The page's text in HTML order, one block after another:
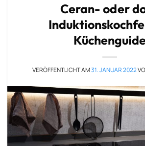
Ceran- oder
VERÖFFENTLICHT AM31. JANUAR 2022